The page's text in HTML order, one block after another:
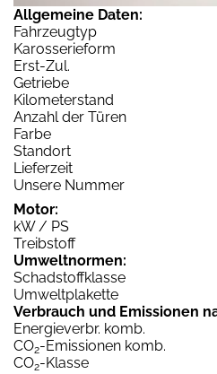
Allgemeine Daten:
Fahrzeugtyp
Karosserieform
Erst-Zul.
Getriebe
Kilometerstand
Anzahl der Türen
Farbe
Standort
Lieferzeit
Unsere Nummer
Motor:
kW / PS
Treibstoff
Umweltnormen:
Schadstoffklasse
Umweltplakette
Verbrauch und Emissionen
Energieverbr. komb.
CO2-Emissionen komb.
CO2-Klasse